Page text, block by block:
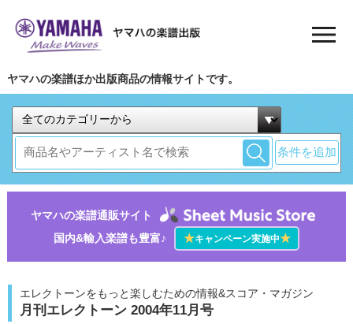
ヤマハの楽譜ほか出版商品の情報サイトです。
条件を追加
ヤマハの楽譜通販サイト
国内&輸入楽譜も豊富♪
★キャンペーン実施中★
エレクトーンをもっと楽しむための情報&スコア・マガジン
月刊エレクトーン 2004年11月号